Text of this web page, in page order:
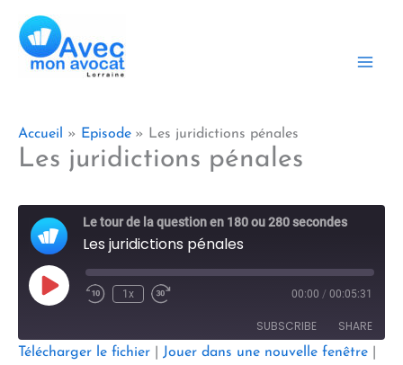
contenu
Accueil Episode Les juridictions pénales
Les juridictions pénales
Le tour de la question en 180 ou 280 secondes
Les juridictions pénales
Play
Episode
1x 00:00 / 00:05:31
SUBSCRIBE SHARE
Télécharger le fichier Jouer dans une nouvelle fenêtre